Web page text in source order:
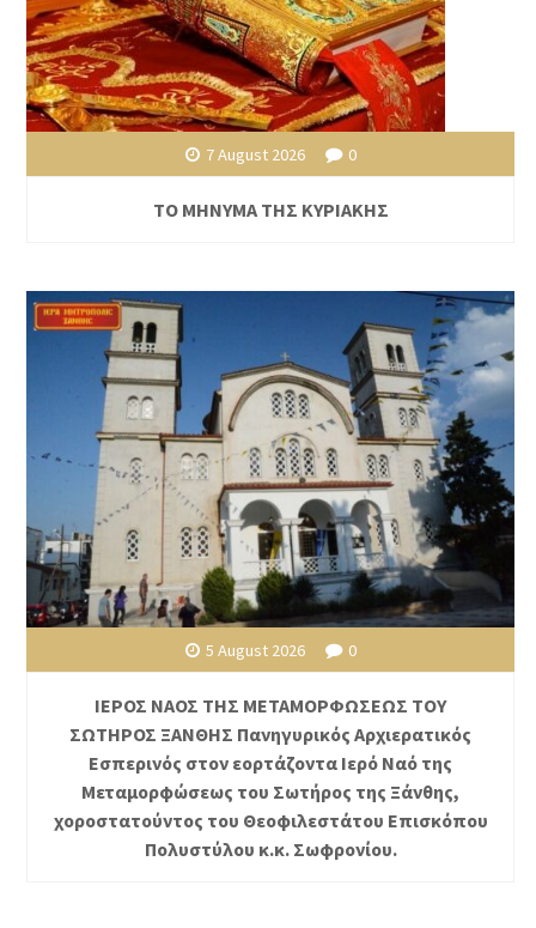
7 August 2026 0
ΤΟ ΜΗΝΥΜΑ ΤΗΣ ΚΥΡΙΑΚΗΣ
5 August 2026 0
ΙΕΡΟΣ ΝΑΟΣ ΤΗΣ ΜΕΤΑΜΟΡΦΩΣΕΩΣ ΤΟΥ
ΣΩΤΗΡΟΣ ΞΑΝΘΗΣ Πανηγυρικός Αρχιερατικός
Εσπερινός στον εορτάζοντα Ιερό Ναό της
Μεταμορφώσεως του Σωτήρος της Ξάνθης,
χοροστατούντος του Θεοφιλεστάτου Επισκόπου
Πολυστύλου κ.κ. Σωφρονίου.